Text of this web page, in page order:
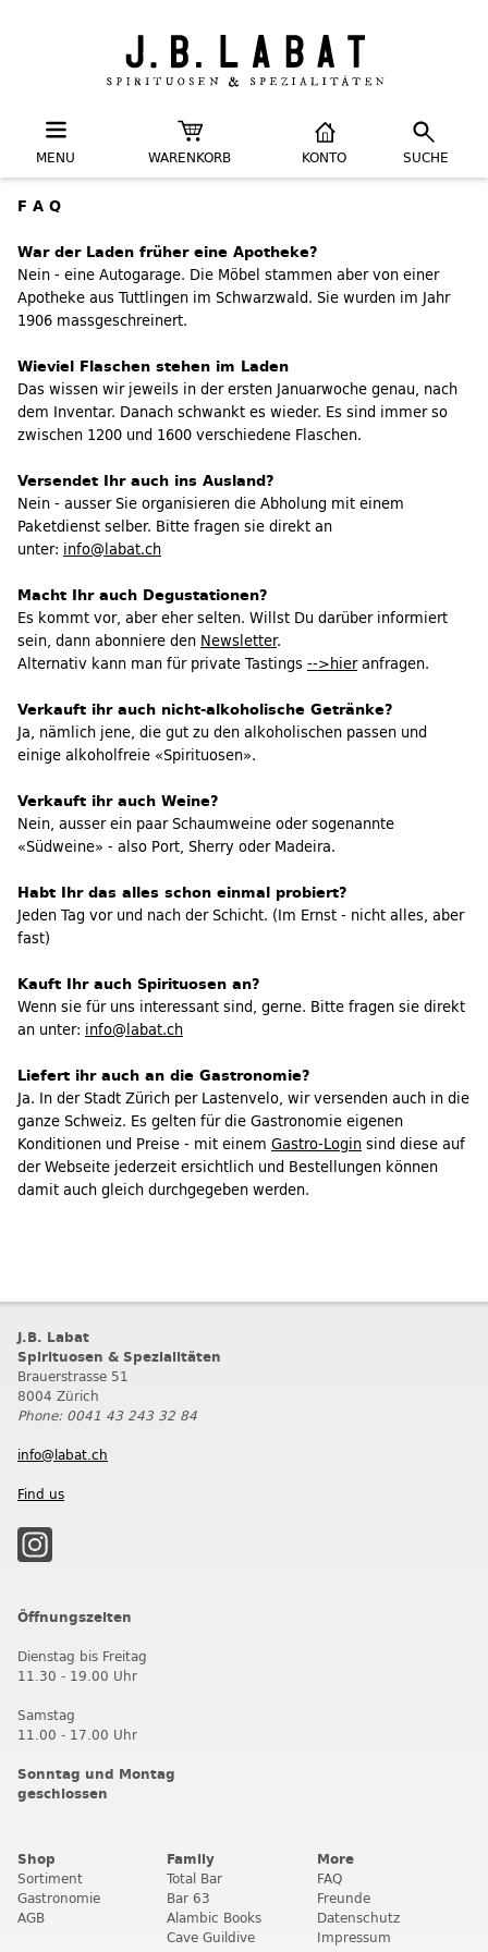
MENU WARENKORB KONTO SUCHE
F A Q
War der Laden früher eine Apotheke?
Nein - eine Autogarage. Die Möbel stammen aber von einer
Apotheke aus Tuttlingen im Schwarzwald. Sie wurden im Jahr
1906 massgeschreinert.
Wieviel Flaschen stehen im Laden
Das wissen wir jeweils in der ersten Januarwoche genau, nach
dem Inventar. Danach schwankt es wieder. Es sind immer so
zwischen 1200 und 1600 verschiedene Flaschen.
Versendet Ihr auch ins Ausland?
Nein - ausser Sie organisieren die Abholung mit einem
Paketdienst selber. Bitte fragen sie direkt an
unter: info@labat.ch
Macht Ihr auch Degustationen?
Es kommt vor, aber eher selten. Willst Du darüber informiert
sein, dann abonniere den Newsletter.
Alternativ kann man für private Tastings -->hieranfragen.
Verkauft ihr auch nicht-alkoholische Getränke?
Ja, nämlich jene, die gut zu den alkoholischen passen und
einige alkoholfreie «Spirituosen».
Verkauft ihr auch Weine?
Nein, ausser ein paar Schaumweine oder sogenannte
«Südweine» - also Port, Sherry oder Madeira.
Habt Ihr das alles schon einmal probiert?
Jeden Tag vor und nach der Schicht. (Im Ernst - nicht alles, aber
fast)
Kauft Ihr auch Spirituosen an?
Wenn sie für uns interessant sind, gerne. Bitte fragen sie direkt
an unter: info@labat.ch
Liefert ihr auch an die Gastronomie?
Ja. In der Stadt Zürich per Lastenvelo, wir versenden auch in die
ganze Schweiz. Es gelten für die Gastronomie eigenen
Konditionen und Preise - mit einem Gastro-Loginsind diese auf
der Webseite jederzeit ersichtlich und Bestellungen können
damit auch gleich durchgegeben werden.
J.B. Labat
Spirituosen & Spezialitäten
Brauerstrasse 51
8004 Zürich
Phone: 0041 43 243 32 84
info@labat.ch
Find us
Öffnungszeiten
Dienstag bis Freitag
11.30 - 19.00 Uhr
Samstag
11.00 - 17.00 Uhr
Sonntag und Montag
geschlossen
Shop
Sortiment
Gastronomie
AGB
Family
Total Bar
Bar 63
Alambic Books
Cave Guildive
More
FAQ
Freunde
Datenschutz
Impressum